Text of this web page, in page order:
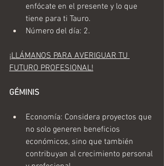
enfócate en el presente y lo que
tiene para ti Tauro.
Número del día: 2.
¡LLÁMANOS PARA AVERIGUAR TU
FUTURO PROFESIONAL!
GÉMINIS
Economía: Considera proyectos que
no solo generen beneficios
económicos, sino que también
contribuyan al crecimiento personal